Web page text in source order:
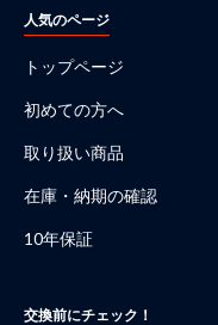
人気のページ
トップページ
初めての方へ
取り扱い商品
在庫・納期の確認
10年保証
交換前にチェック！